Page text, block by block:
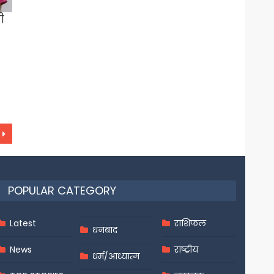
POPULAR CATEGORY
Latest
News
धनबाद
धर्म/आध्यात्म
राशिफल
राष्ट्रीय